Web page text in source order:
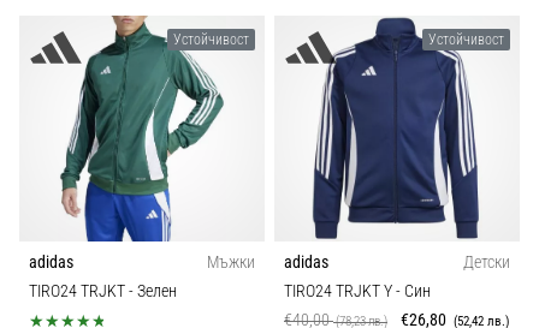
PUMA.
Бъди
9. 6. 2025
Дисциплина
Кройка
Спецификации
Позиция
Устойчивост
adidas
Мъжки
TIRO24 TRJKT- Зелен
Устойчивост
adidas
Детски
TIRO24 TRJKT Y- Син
€40,00(78,23 лв.) €26,80 (52,42 лв.)